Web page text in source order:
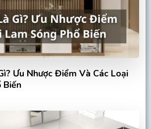
Ưu Nhược Điểm Và Các Loại
Biến